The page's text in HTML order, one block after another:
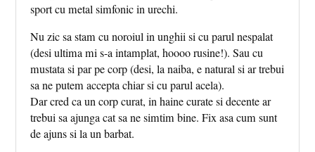
sport cu metal simfonic in urechi.
Nu zic sa stam cu noroiul in unghii si cu parul nespalat
(desi ultima mi s-a intamplat, hoooo rusine!). Sau cu
mustata si par pe corp (desi, la naiba, e natural si ar trebui
sa ne putem accepta chiar si cu parul acela).
Dar cred ca un corp curat, in haine curate si decente ar
trebui sa ajunga cat sa ne simtim bine. Fix asa cum sunt
de ajuns si la un barbat.